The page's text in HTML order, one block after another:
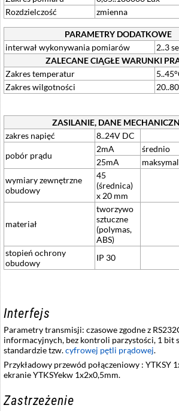
Rozdzielczość
zmienna
PARAMETRY DODATKOWE
interwał wykonywania pomiarów
2..3
ZALECANE CIĄGŁE WARUNKI
Zakres temperatur
Zakres wilgotności
ZASILANIE, DANE
zakres napięć
8..24V DC
pobór prądu
2mA
średnio
25mA
wymiary zewnętrzne
obudowy
45
(średnica)
x 20 mm
materiał
tworzywo
sztuczne
(polymas,
ABS)
stopień ochrony
obudowy
IP 30
Interfejs
Parametry transmisji: czasowe zgodne z
informacyjnych, bez kontroli parzystości, 1 bit
standardzie tzw.cyfrowej pętli prądowej.
Przykładowy przewód połączeniowy : YTKSY
ekranie YTKSYekw 1x2x0,5mm.
Zastrzeżenie